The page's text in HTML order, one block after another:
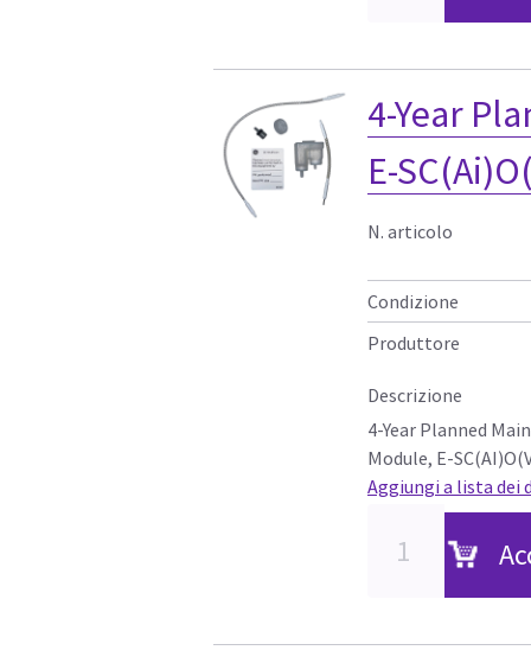
4-Year
E-
N. articolo
Condizione
Produttore
Descrizione
4-Year Planned
Module, E-
Aggiungi a lista dei